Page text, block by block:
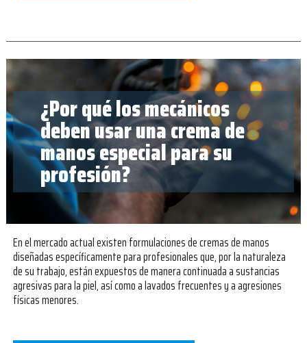
¿Por qué los mecánicos
deben usar una crema de
manos especial para su
profesión?
En el mercado actual existen formulaciones de cremas de manos
diseñadas específicamente para profesionales que, por la naturaleza
de su trabajo, están expuestos de manera continuada a sustancias
agresivas para la piel, así como a lavados frecuentes y a agresiones
físicas menores.